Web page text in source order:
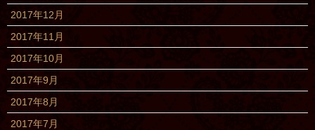
2017年12月
2017年11月
2017年10月
2017年9月
2017年8月
2017年7月